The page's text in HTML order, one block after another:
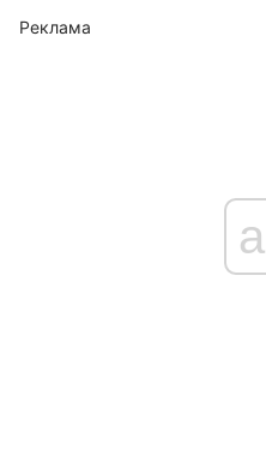
Реклама